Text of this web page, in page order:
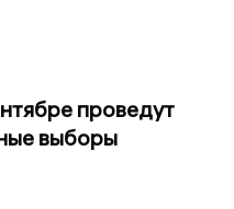
проведут
выборы